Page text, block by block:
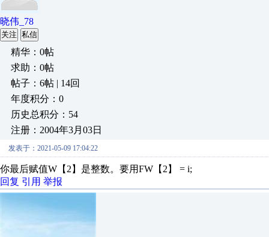
晓伟_78
关注 私信
精华：0帖
求助：0帖
帖子：6帖 | 14回
年度积分：0
历史总积分：54
注册：2004年3月03日
发表于：2021-05-09 17:04:22
你最后赋值W【2】是整数。要用FW【2】 = i;
回复 引用 举报